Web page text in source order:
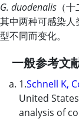
G. duodenalis （
其中两种可感染
型不同而变化。
一般参考文
1.Schnell K,
United
analysis of